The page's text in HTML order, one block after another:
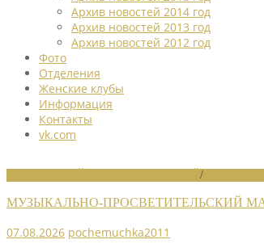
Архив новостей 2014 год
Архив новостей 2013 год
Архив новостей 2012 год
Фото
Отделения
Женские клубы
Информация
Контакты
vk.com
/
МУЗЫКАЛЬНО-ПРОСВЕТИТЕЛЬСКИЙ
07.08.2026 pochemuchka2011